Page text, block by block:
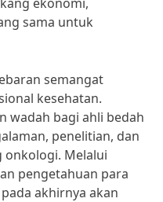
sama untuk
semangat
kesehatan.
wadah bagi ahli bedah
penelitian, dan
onkologi. Melalui
pengetahuan para
akhirnya akan